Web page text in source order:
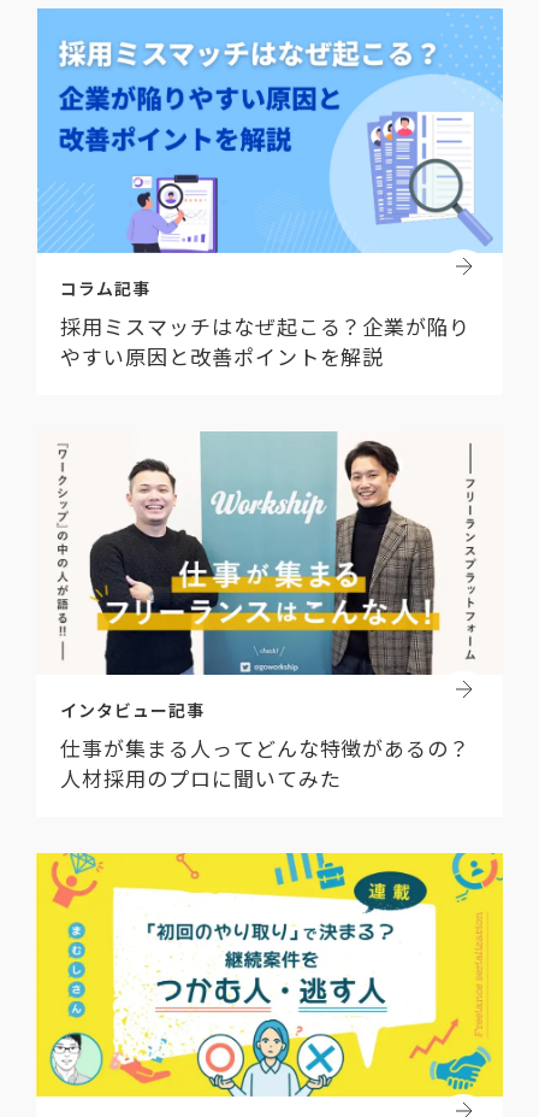
コラム記事
採用ミスマッチはなぜ起こる？企業が陥り
やすい原因と改善ポイントを解説
インタビュー記事
仕事が集まる人ってどんな特徴があるの？
人材採用のプロに聞いてみた